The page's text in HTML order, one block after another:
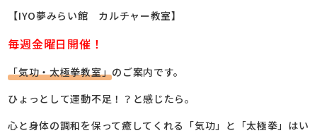
【IYO夢みらい館 カルチャー教室】
毎週金曜日開催！
「気功・太極拳教室」のご案内です。
ひょっとして運動不足！？と感じたら。
心と身体の調和を保って癒してくれる「気功」と「太極拳」はい